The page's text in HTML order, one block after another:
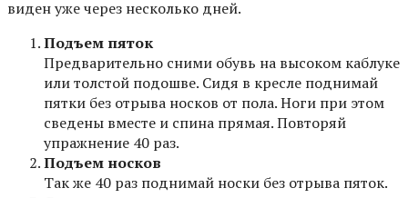
виден уже через несколько дней.
Подъем пяток
Предварительно сними обувь на высоком каблуке
или толстой подошве. Сидя в кресле поднимай
пятки без отрыва носков от пола. Ноги при этом
сведены вместе и спина прямая. Повторяй
упражнение 40 раз.
Подъем носков
Так же 40 раз поднимай носки без отрыва пяток.